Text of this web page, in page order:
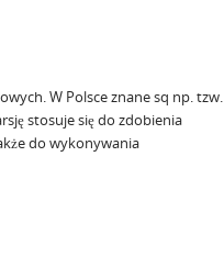
W Polsce znane sq np. tzw.
stosuje się do zdobienia
do wykonywania